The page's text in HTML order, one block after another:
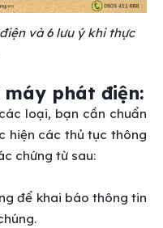
và 6 lưu ý khi thực
máy phát điện:
loại, bạn cần chuẩn
hiện các thủ tục thông
chứng từ sau:
để khai báo thông tin